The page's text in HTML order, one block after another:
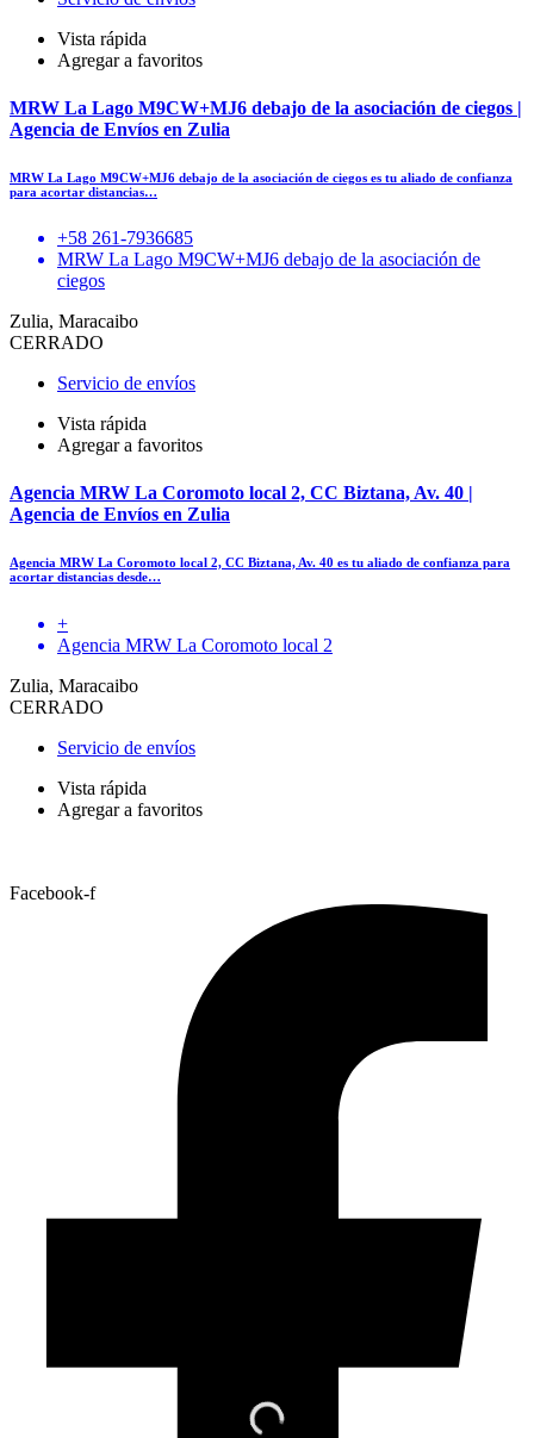
Vista rápida
Agregar a favoritos
MRW La Lago M9CW+MJ6 debajo de la asociación de ciegos |
Agencia de Envíos en Zulia
MRW La Lago M9CW+MJ6 debajo de la asociación de ciegos es tu aliado de confianza
para acortar distancias…
+58 261-7936685
MRW La Lago M9CW+MJ6 debajo de la asociación de
ciegos
Zulia, Maracaibo
CERRADO
Servicio de envíos
Vista rápida
Agregar a favoritos
Agencia MRW La Coromoto local 2, CC Biztana, Av. 40 |
Agencia de Envíos en Zulia
Agencia MRW La Coromoto local 2, CC Biztana, Av. 40 es tu aliado de confianza para
acortar distancias desde…
+
Agencia MRW La Coromoto local 2
Zulia, Maracaibo
CERRADO
Servicio de envíos
Vista rápida
Agregar a favoritos
Facebook-f